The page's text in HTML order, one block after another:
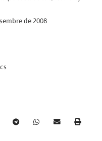
de 2008